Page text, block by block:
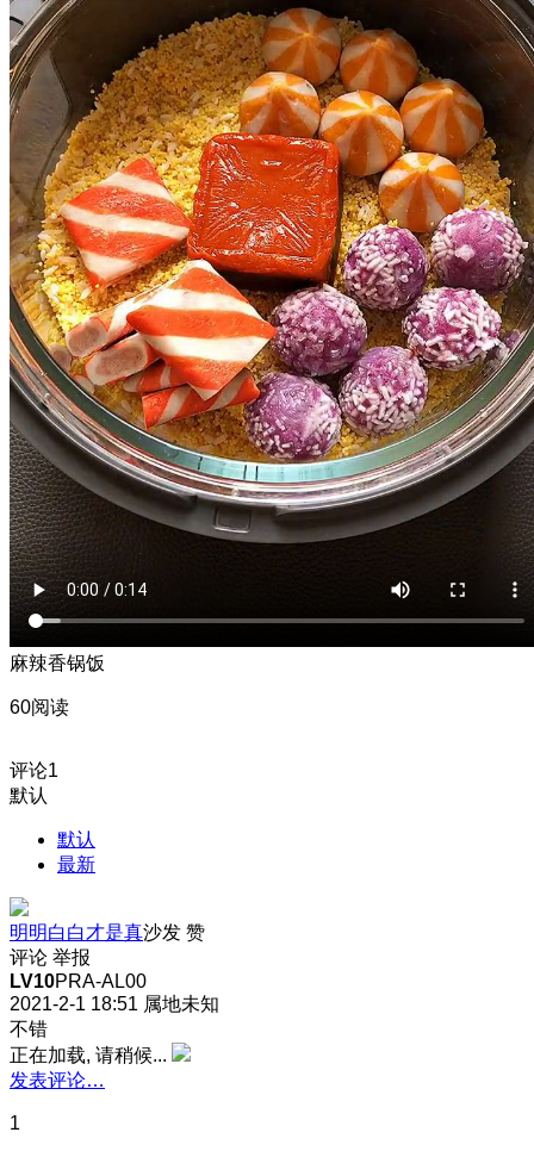
麻辣香锅饭
60阅读
评论1
默认
默认
最新
明明白白才是真沙发 赞
评论 举报
LV10PRA-AL00
2021-2-1 18:51 属地未知
不错
正在加载, 请稍候...
发表评论…
1